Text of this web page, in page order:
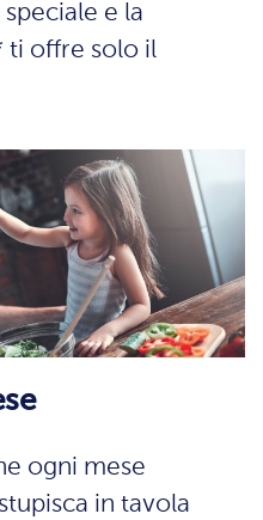
e la
ti offre solo il
ogni mese
in tavola